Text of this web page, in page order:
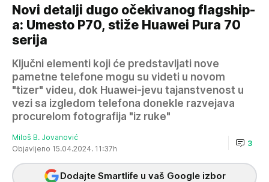
Novi detalji dugo očekivanog flagship-
a: Umesto P70, stiže Huawei Pura 70
serija
Ključni elementi koji će predstavljati nove
pametne telefone mogu su videti u novom
"tizer" videu, dok Huawei-jevu tajanstvenost u
vezi sa izgledom telefona donekle razvejava
procurelom fotografija "iz ruke"
Miloš B. Jovanović
Objavljeno 15.04.2024. 11:37h
3
Dodajte Smartlife u vaš Google izbor